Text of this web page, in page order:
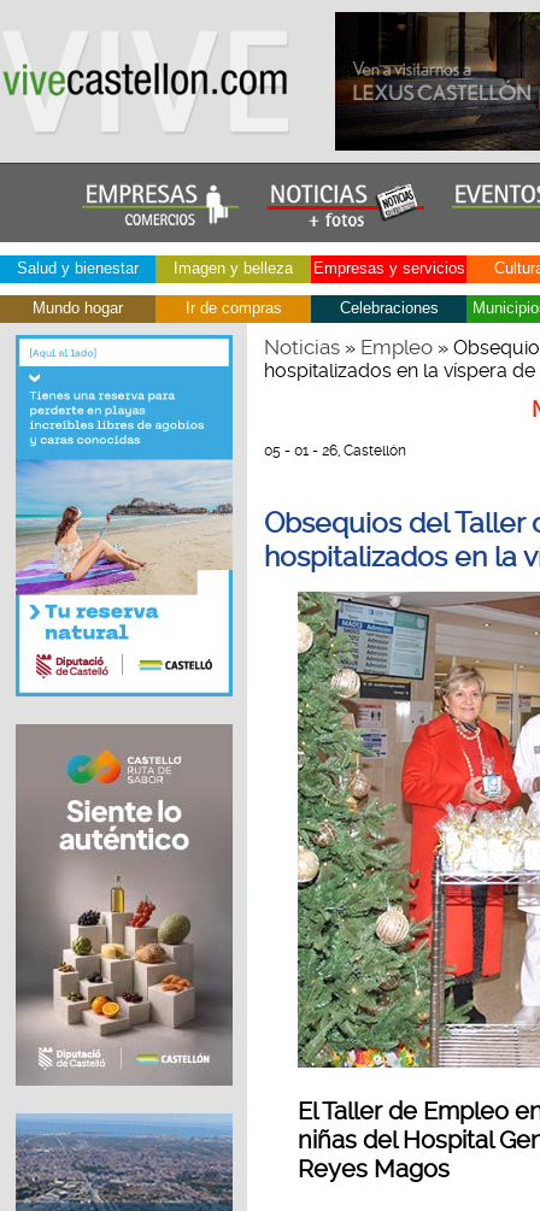
Salud y bienestar Imagen y belleza Empresas y servicios
Mundo hogar Ir de compras Celebraciones
Noticias» Empleo»
hospitalizados en la víspera de
05 - 01 - 26, Castellón
Obsequios del Taller
hospitalizados en la
El Taller de Empleo
niñas del Hospital
Reyes Magos